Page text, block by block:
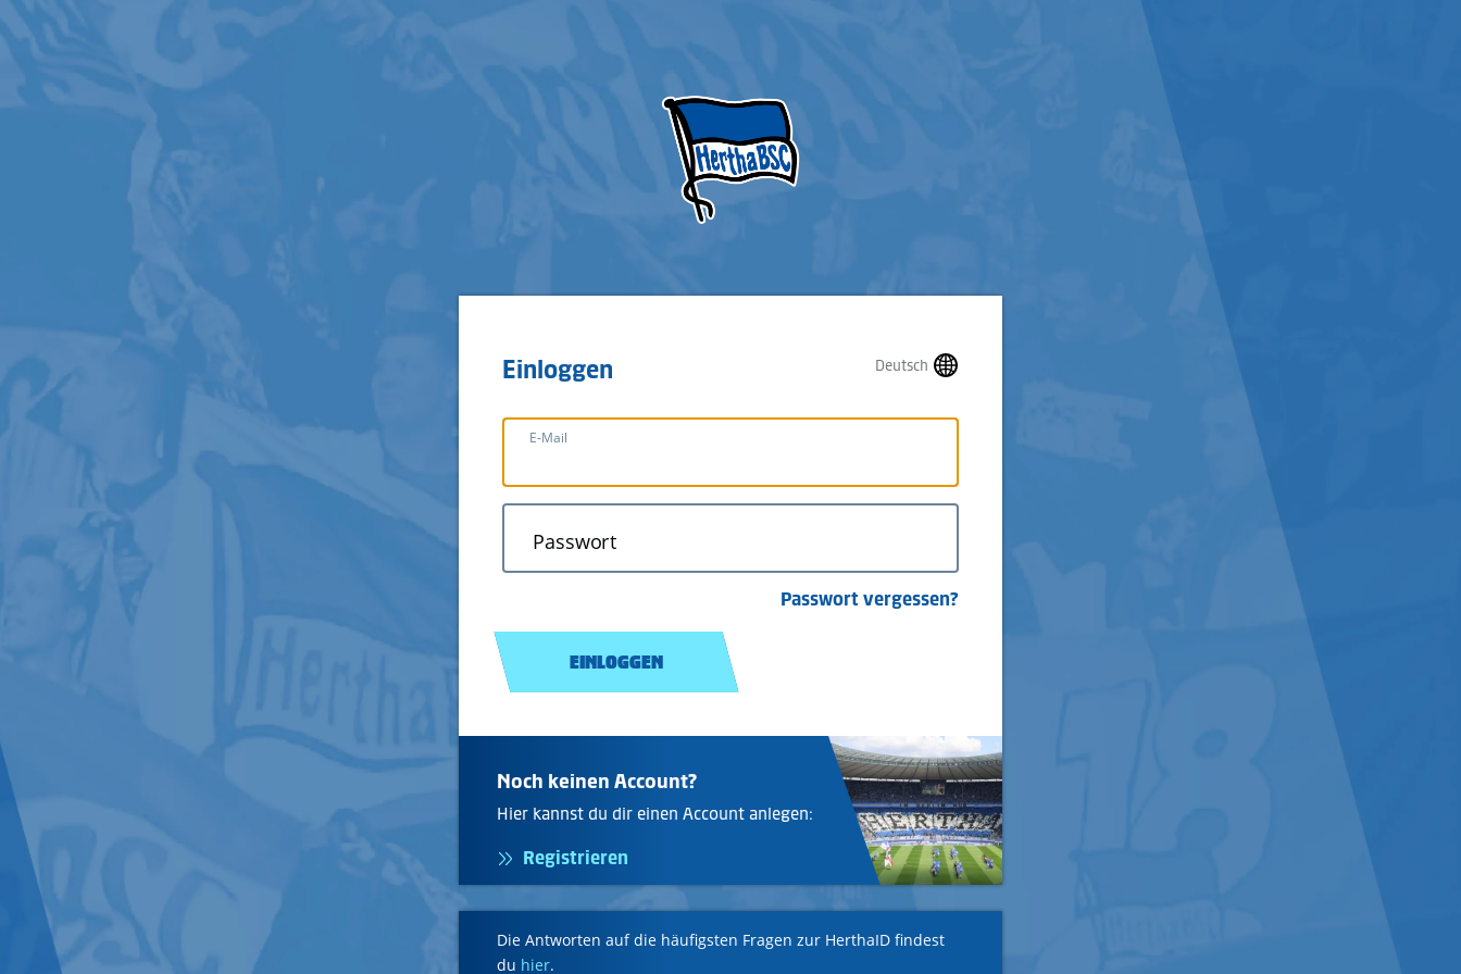
Deutsch
Einloggen
E-Mail
Passwort
Passwort vergessen?
EINLOGGEN
Noch keinen Account?
Hier kannst du dir einen Account anlegen:
Registrieren
Die Antworten auf die häufigsten Fragen zur HerthaID findest
du hier.